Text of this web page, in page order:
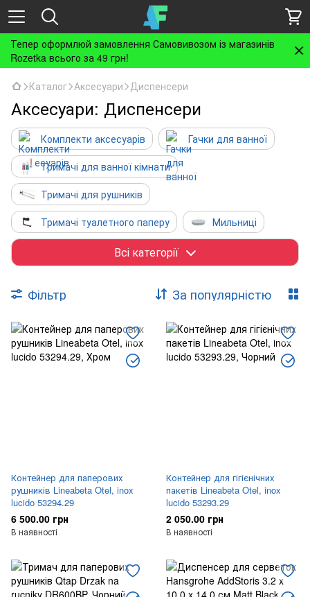
Тепер оформлюй замовлення Самовивозом із магазинів
Rozetka всього за 49 грн!
Каталог Аксесуари Диспенсери
Аксесуари: Диспенсери
Комплекти аксесуарів
Гачки для ванної
Тримачі для ванної кімнати
Тримачі для рушників
Тримачі туалетного паперу
Мильниці
Дозатори рідкого мила
Щітки для унітазу
Туалетні стійки
Відра для сміття
Поручні
Косметичні дзеркала
Мультибокси
Всі категорії
Фільтр За популярністю
Контейнер для паперових
рушників Lineabeta Otel, inox
lucido 53294.29
6 500.00 грн
В наявності
Контейнер для гігієнічних
пакетів Lineabeta Otel, inox
lucido 53293.29
2 050.00 грн
В наявності